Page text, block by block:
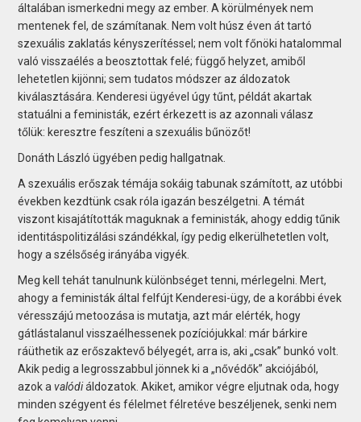
általában ismerkedni megy az ember. A körülmények nem
mentenek fel, de számítanak. Nem volt húsz éven át tartó
szexuális zaklatás kényszerítéssel; nem volt főnöki hatalommal
való visszaélés a beosztottak felé; függő helyzet, amiből
lehetetlen kijönni; sem tudatos módszer az áldozatok
kiválasztására. Kenderesi ügyével úgy tűnt, példát akartak
statuálni a feministák, ezért érkezett is az azonnali válasz
tőlük: keresztre feszíteni a szexuális bűnözőt!
Donáth László ügyében pedig hallgatnak.
A szexuális erőszak témája sokáig tabunak számított, az utóbbi
években kezdtünk csak róla igazán beszélgetni. A témát
viszont kisajátították maguknak a feministák, ahogy eddig tűnik
identitáspolitizálási szándékkal, így pedig elkerülhetetlen volt,
hogy a szélsőség irányába vigyék.
Meg kell tehát tanulnunk különbséget tenni, mérlegelni. Mert,
ahogy a feministák által felfújt Kenderesi-ügy, de a korábbi évek
véresszájú metoozása is mutatja, azt már elérték, hogy
gátlástalanul visszaélhessenek pozíciójukkal: már bárkire
ráüthetik az erőszaktevő bélyegét, arra is, aki „csak” bunkó volt.
Akik pedig a legrosszabbul jönnek ki a „nővédők” akciójából,
azok avalódiáldozatok. Akiket, amikor végre eljutnak oda, hogy
minden szégyent és félelmet félretéve beszéljenek, senki nem